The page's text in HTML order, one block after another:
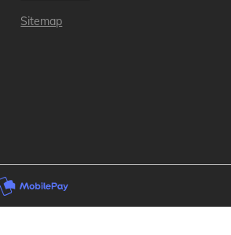
Sitemap